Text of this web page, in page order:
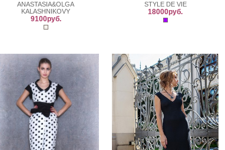
ANASTASIA&OLGA
KALASHNIKOVY
9100руб.
STYLE DE VIE
18000руб.